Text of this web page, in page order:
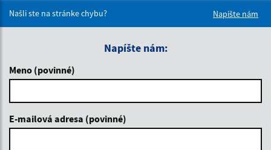
Našli ste na stránke chybu?
Napíšte nám
Napíšte nám:
Meno (povinné)
E-mailová adresa (povinné)